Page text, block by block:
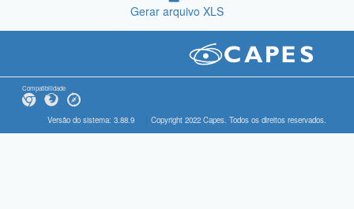
Gerar arquivo XLS
Compatibilidade
Versão do sistema: 3.88.9 Copyright 2022 Capes. Todos os direitos reservados.